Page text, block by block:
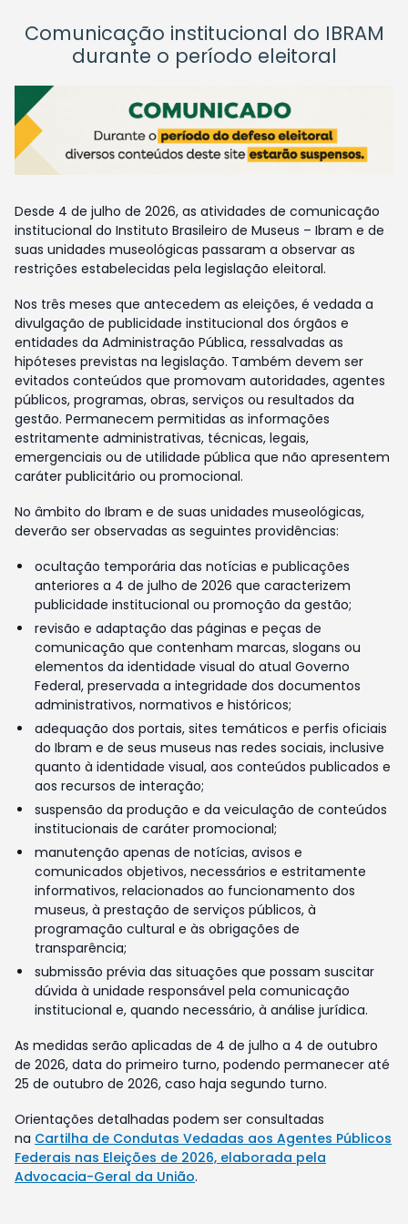
Comunicação institucional do IBRAM
durante o período eleitoral
Desde 4 de julho de 2026, as atividades de comunicação
institucional do Instituto Brasileiro de Museus – Ibram e de
suas unidades museológicas passaram a observar as
restrições estabelecidas pela legislação eleitoral.
Nos três meses que antecedem as eleições, é vedada a
divulgação de publicidade institucional dos órgãos e
entidades da Administração Pública, ressalvadas as
hipóteses previstas na legislação. Também devem ser
evitados conteúdos que promovam autoridades, agentes
públicos, programas, obras, serviços ou resultados da
gestão. Permanecem permitidas as informações
estritamente administrativas, técnicas, legais,
emergenciais ou de utilidade pública que não apresentem
caráter publicitário ou promocional.
No âmbito do Ibram e de suas unidades museológicas,
deverão ser observadas as seguintes providências:
ocultação temporária das notícias e publicações
anteriores a 4 de julho de 2026 que caracterizem
publicidade institucional ou promoção da gestão;
revisão e adaptação das páginas e peças de
comunicação que contenham marcas, slogans ou
elementos da identidade visual do atual Governo
Federal, preservada a integridade dos documentos
administrativos, normativos e históricos;
adequação dos portais, sites temáticos e perfis oficiais
do Ibram e de seus museus nas redes sociais, inclusive
quanto à identidade visual, aos conteúdos publicados e
aos recursos de interação;
suspensão da produção e da veiculação de conteúdos
institucionais de caráter promocional;
manutenção apenas de notícias, avisos e
comunicados objetivos, necessários e estritamente
informativos, relacionados ao funcionamento dos
museus, à prestação de serviços públicos, à
programação cultural e às obrigações de
transparência;
submissão prévia das situações que possam suscitar
dúvida à unidade responsável pela comunicação
institucional e, quando necessário, à análise jurídica.
As medidas serão aplicadas de 4 de julho a 4 de outubro
de 2026, data do primeiro turno, podendo permanecer até
25 de outubro de 2026, caso haja segundo turno.
Orientações detalhadas podem ser consultadas
na Cartilha de Condutas Vedadas aos Agentes Públicos
Federais nas Eleições de 2026, elaborada pela
Advocacia-Geral da União.